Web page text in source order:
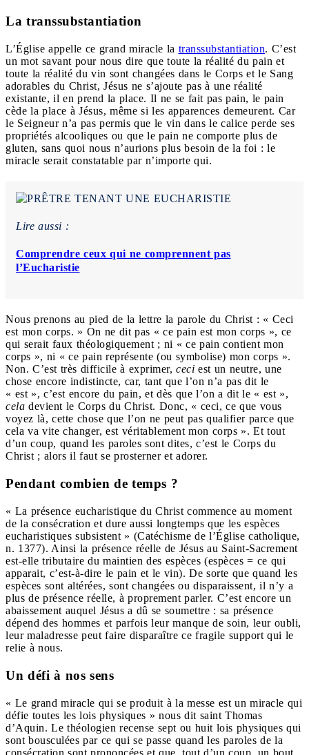
La transsubstantiation
L’Église appelle ce grand miracle la transsubstantiation. C’est
un mot savant pour nous dire que toute la réalité du pain et
toute la réalité du vin sont changées dans le Corps et le Sang
adorables du Christ, Jésus ne s’ajoute pas à une réalité
existante, il en prend la place. Il ne se fait pas pain, le pain
cède la place à Jésus, même si les apparences demeurent. Car
le Seigneur n’a pas permis que le vin dans le calice perde ses
propriétés alcooliques ou que le pain ne comporte plus de
gluten, sans quoi nous n’aurions plus besoin de la foi : le
miracle serait constatable par n’importe qui.
Lire aussi :
Comprendre ceux qui ne comprennent pas
l’Eucharistie
Nous prenons au pied de la lettre la parole du Christ : « Ceci
est mon corps. » On ne dit pas « ce pain est mon corps », ce
qui serait faux théologiquement ; ni « ce pain contient mon
corps », ni « ce pain représente (ou symbolise) mon corps ».
Non. C’est très difficile à exprimer, ceci est un neutre, une
chose encore indistincte, car, tant que l’on n’a pas dit le
« est », c’est encore du pain, et dès que l’on a dit le « est »,
cela devient le Corps du Christ. Donc, « ceci, ce que vous
voyez là, cette chose que l’on ne peut pas qualifier parce que
cela va vite changer, est véritablement mon corps ». Et tout
d’un coup, quand les paroles sont dites, c’est le Corps du
Christ ; alors il faut se prosterner et adorer.
Pendant combien de temps ?
« La présence eucharistique du Christ commence au moment
de la consécration et dure aussi longtemps que les espèces
eucharistiques subsistent » (Catéchisme de l’Église catholique,
n. 1377). Ainsi la présence réelle de Jésus au Saint-Sacrement
est-elle tributaire du maintien des espèces (espèces = ce qui
apparait, c’est-à-dire le pain et le vin). De sorte que quand les
espèces sont altérées, sont changées ou disparaissent, il n’y a
plus de présence réelle, à proprement parler. C’est encore un
abaissement auquel Jésus a dû se soumettre : sa présence
dépend des hommes et parfois leur manque de soin, leur oubli,
leur maladresse peut faire disparaître ce fragile support qui le
relie à nous.
Un défi à nos sens
« Le grand miracle qui se produit à la messe est un miracle qui
défie toutes les lois physiques » nous dit saint Thomas
d’Aquin. Le théologien recense sept ou huit lois physiques qui
sont bousculées par ce qui se passe quand les paroles de la
consécration sont prononcées et que, tout d’un coup, un bout